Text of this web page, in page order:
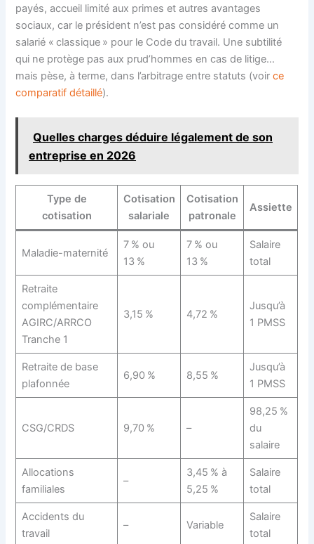
payés, accueil limité aux primes et autres avantages
sociaux, car le président n’est pas considéré comme un
salarié « classique » pour le Code du travail. Une subtilité
qui ne protège pas aux prud’hommes en cas de litige…
mais pèse, à terme, dans l’arbitrage entre statuts (voirce
comparatif détaillé).
Quelles charges déduire légalement de son
entreprise en 2026
Type de
cotisation
Cotisation
salariale
Cotisation
patronale
Assiette
Maladie-maternité
7 % ou
13 %
7 % ou
13 %
Salaire
total
Retraite
complémentaire
AGIRC/ARRCO
Tranche 1
3,15 % 4,72 %
Jusqu’à
1 PMSS
Retraite de base
plafonnée
6,90 % 8,55 %
Jusqu’à
1 PMSS
CSG/CRDS 9,70 % –
98,25 %
du
salaire
Allocations
familiales
–
3,45 % à
5,25 %
Salaire
total
Accidents du
travail
– Variable
Salaire
total